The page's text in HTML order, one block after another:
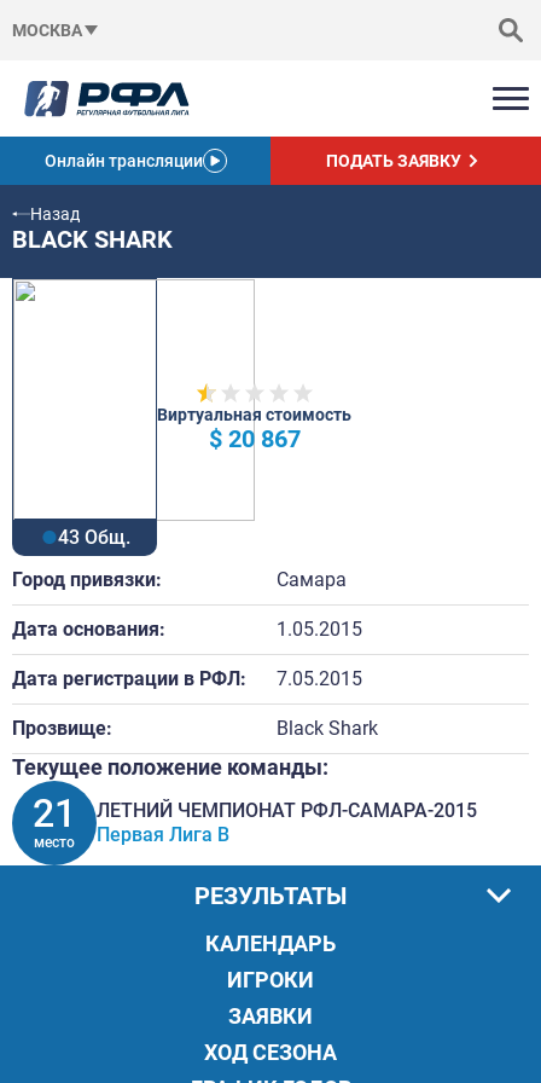
МОСКВА
Онлайн трансляции ПОДАТЬ ЗАЯВКУ
Назад
BLACK SHARK
43 Общ.
Виртуальная стоимость
$ 20 867
Город привязки: Самара
Дата основания: 1.05.2015
Дата регистрации в РФЛ: 7.05.2015
Прозвище: Black Shark
Текущее положение команды:
21
место
ЛЕТНИЙ ЧЕМПИОНАТ РФЛ-САМАРА-2015
Первая Лига В
РЕЗУЛЬТАТЫ
КАЛЕНДАРЬ
ИГРОКИ
ЗАЯВКИ
ХОД СЕЗОНА